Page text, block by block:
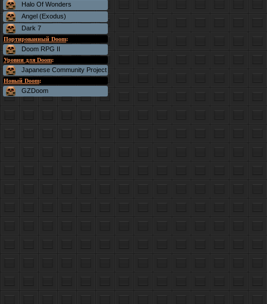
Halo Of Wonders
Angel (Exodus)
Dark 7
Портированный Doom:
Doom RPG II
Уровни для Doom:
Japanese Community Project
Новый Doom:
GZDoom